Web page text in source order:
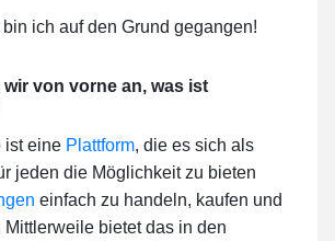
ich auf den Grund gegangen!
von vorne an, was ist
ist eine Plattform, die es sich als
jeden die Möglichkeit zu bieten
einfach zu handeln, kaufen und
Mittlerweile bietet das in den